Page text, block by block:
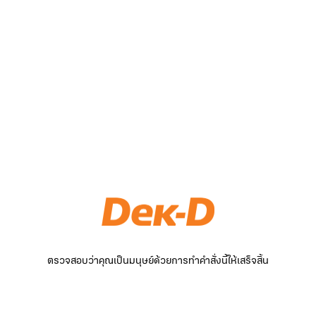
ตรวจสอบว่าคุณเป็นมนุษย์ด้วยการทำคำสั่งนี้ให้เสร็จสิ้น